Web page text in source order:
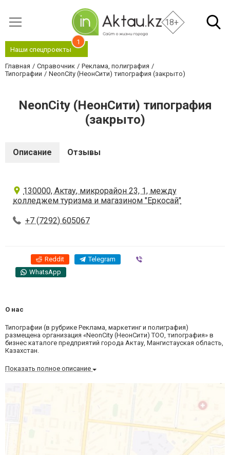
18+
Наши спецпроекты
1
Главная Справочник
Реклама, полиграфия
Типографии
NeonСity (НеонСити) типография (закрыто)
NeonСity (НеонСити) типография
(закрыто)
Описание Отзывы
130000, Актау, микрорайон 23, 1, между
колледжем туризма и магазином "Еркосай"
+7 (7292) 605067
Reddit Telegram
WhatsApp
О нас
Типографии (в рубрике Реклама, маркетинг и полиграфия)
размещена организация «NeonСity (НеонСити) ТОО, типография» в
бизнес каталоге предприятий города Актау, Мангистауская область,
Казахстан.
Показать полное описание